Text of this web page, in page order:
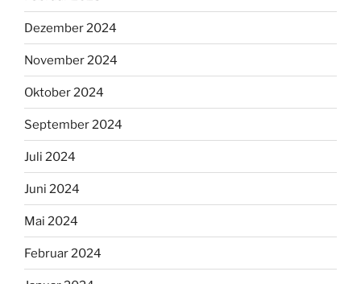
Dezember 2024
November 2024
Oktober 2024
September 2024
Juli 2024
Juni 2024
Mai 2024
Februar 2024